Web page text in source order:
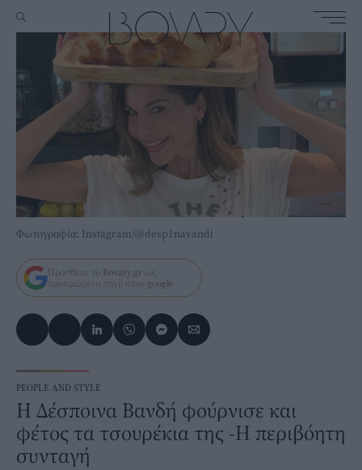
Φωτογραφία: Instagram/@desp1navandi
Πρόσθεσε το Bovary.gr ως
προτιμώμενη πηγή στην google
PEOPLE AND STYLE
Η Δέσποινα Βανδή φούρνισε και
φέτος τα τσουρέκια της -Η περιβόητη
συνταγή